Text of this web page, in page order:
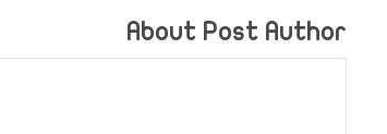
About Post Author